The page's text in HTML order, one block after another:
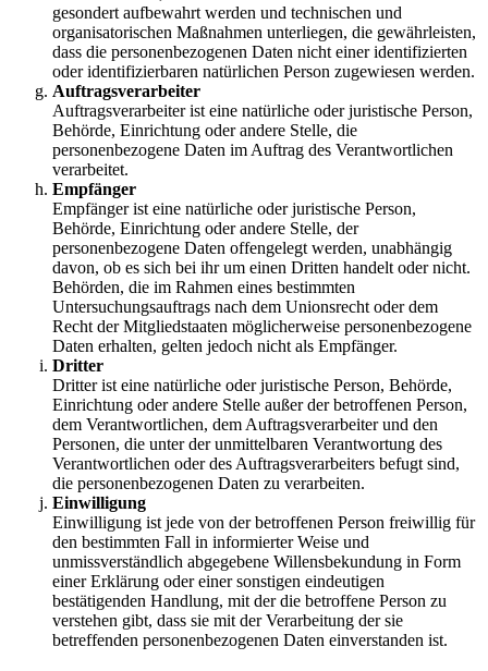
gesondert aufbewahrt werden und technischen und
organisatorischen Maßnahmen unterliegen, die gewährleisten,
dass die personenbezogenen Daten nicht einer identifizierten
oder identifizierbaren natürlichen Person zugewiesen werden.
Auftragsverarbeiter
Auftragsverarbeiter ist eine natürliche oder juristische Person,
Behörde, Einrichtung oder andere Stelle, die
personenbezogene Daten im Auftrag des Verantwortlichen
verarbeitet.
Empfänger
Empfänger ist eine natürliche oder juristische Person,
Behörde, Einrichtung oder andere Stelle, der
personenbezogene Daten offengelegt werden, unabhängig
davon, ob es sich bei ihr um einen Dritten handelt oder nicht.
Behörden, die im Rahmen eines bestimmten
Untersuchungsauftrags nach dem Unionsrecht oder dem
Recht der Mitgliedstaaten möglicherweise personenbezogene
Daten erhalten, gelten jedoch nicht als Empfänger.
Dritter
Dritter ist eine natürliche oder juristische Person, Behörde,
Einrichtung oder andere Stelle außer der betroffenen Person,
dem Verantwortlichen, dem Auftragsverarbeiter und den
Personen, die unter der unmittelbaren Verantwortung des
Verantwortlichen oder des Auftragsverarbeiters befugt sind,
die personenbezogenen Daten zu verarbeiten.
Einwilligung
Einwilligung ist jede von der betroffenen Person freiwillig für
den bestimmten Fall in informierter Weise und
unmissverständlich abgegebene Willensbekundung in Form
einer Erklärung oder einer sonstigen eindeutigen
bestätigenden Handlung, mit der die betroffene Person zu
verstehen gibt, dass sie mit der Verarbeitung der sie
betreffenden personenbezogenen Daten einverstanden ist.